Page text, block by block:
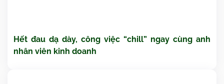
Hết đau dạ dày, công việc “chill” ngay cùng anh
nhân viên kinh doanh